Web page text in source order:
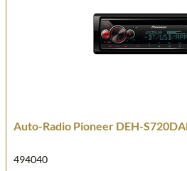
Auto-Radio Pioneer DEH-
494040